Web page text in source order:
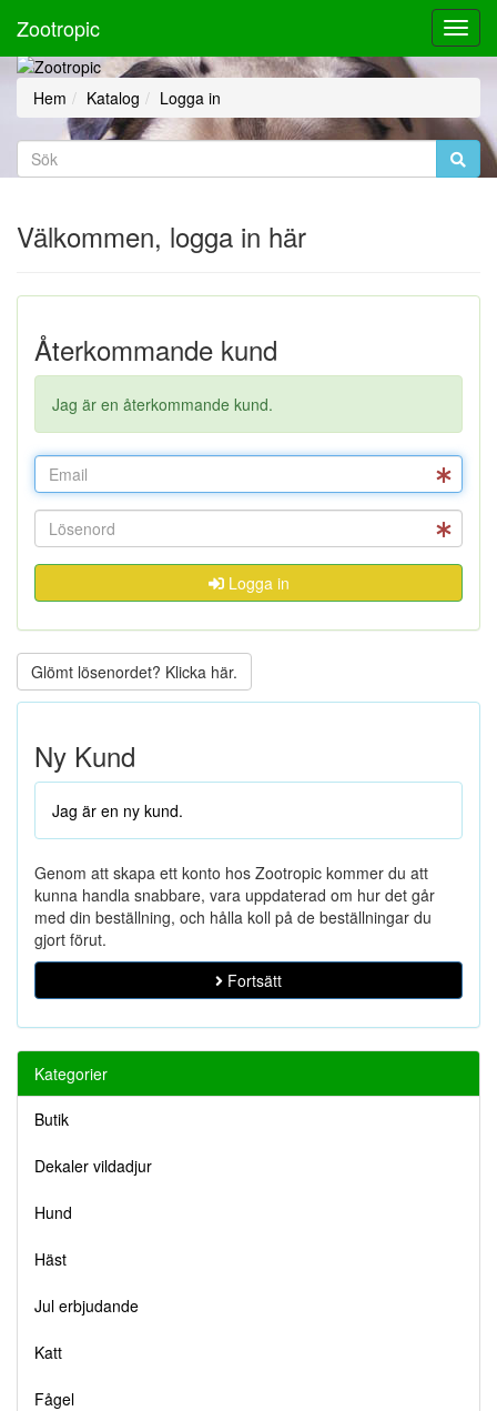
Zootropic
Hem Katalog Logga in
Välkommen, logga in här
Återkommande kund
Jag är en återkommande kund.
Logga in
Glömt lösenordet? Klicka här.
Ny Kund
Jag är en ny kund.
Genom att skapa ett konto hos Zootropic kommer du att
kunna handla snabbare, vara uppdaterad om hur det går
med din beställning, och hålla koll på de beställningar du
gjort förut.
Fortsätt
Kategorier
Butik
Dekaler vildadjur
Hund
Häst
Jul erbjudande
Katt
Fågel